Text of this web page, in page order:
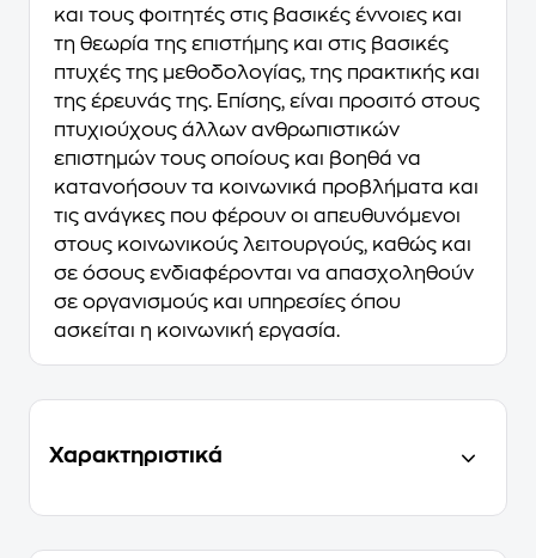
και τους φοιτητές στις βασικές έννοιες και
τη θεωρία της επιστήμης και στις βασικές
πτυχές της μεθοδολογίας, της πρακτικής και
της έρευνάς της. Επίσης, είναι προσιτό στους
πτυχιούχους άλλων ανθρωπιστικών
επιστημών τους οποίους και βοηθά να
κατανοήσουν τα κοινωνικά προβλήματα και
τις ανάγκες που φέρουν οι απευθυνόμενοι
στους κοινωνικούς λειτουργούς, καθώς και
σε όσους ενδιαφέρονται να απασχοληθούν
σε οργανισμούς και υπηρεσίες όπου
ασκείται η κοινωνική εργασία.
Χαρακτηριστικά